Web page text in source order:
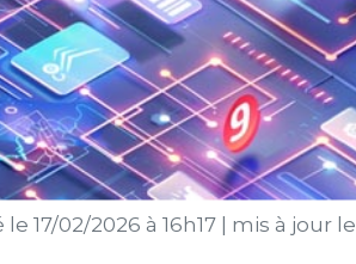
le 17/02/2026 à 16h17 mis à jour le